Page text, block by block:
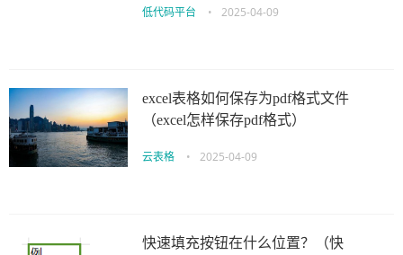
低代码平台 • 2025-04-09
excel表格如何保存为pdf格式文件
（excel怎样保存pdf格式）
云表格 • 2025-04-09
快速填充按钮在什么位置？（快